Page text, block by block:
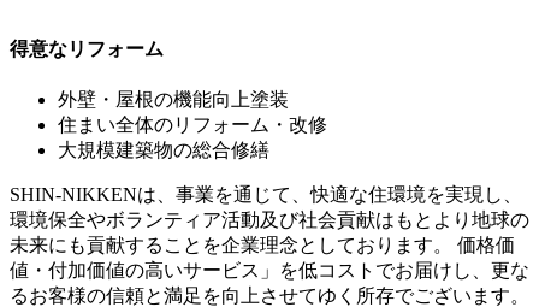
得意なリフォーム
外壁・屋根の機能向上塗装
住まい全体のリフォーム・改修
大規模建築物の総合修繕
SHIN-NIKKENは、事業を通じて、快適な住環境を実現し、
環境保全やボランティア活動及び社会貢献はもとより地球の
未来にも貢献することを企業理念としております。 価格価
値・付加価値の高いサービス」を低コストでお届けし、更な
るお客様の信頼と満足を向上させてゆく所存でございます。